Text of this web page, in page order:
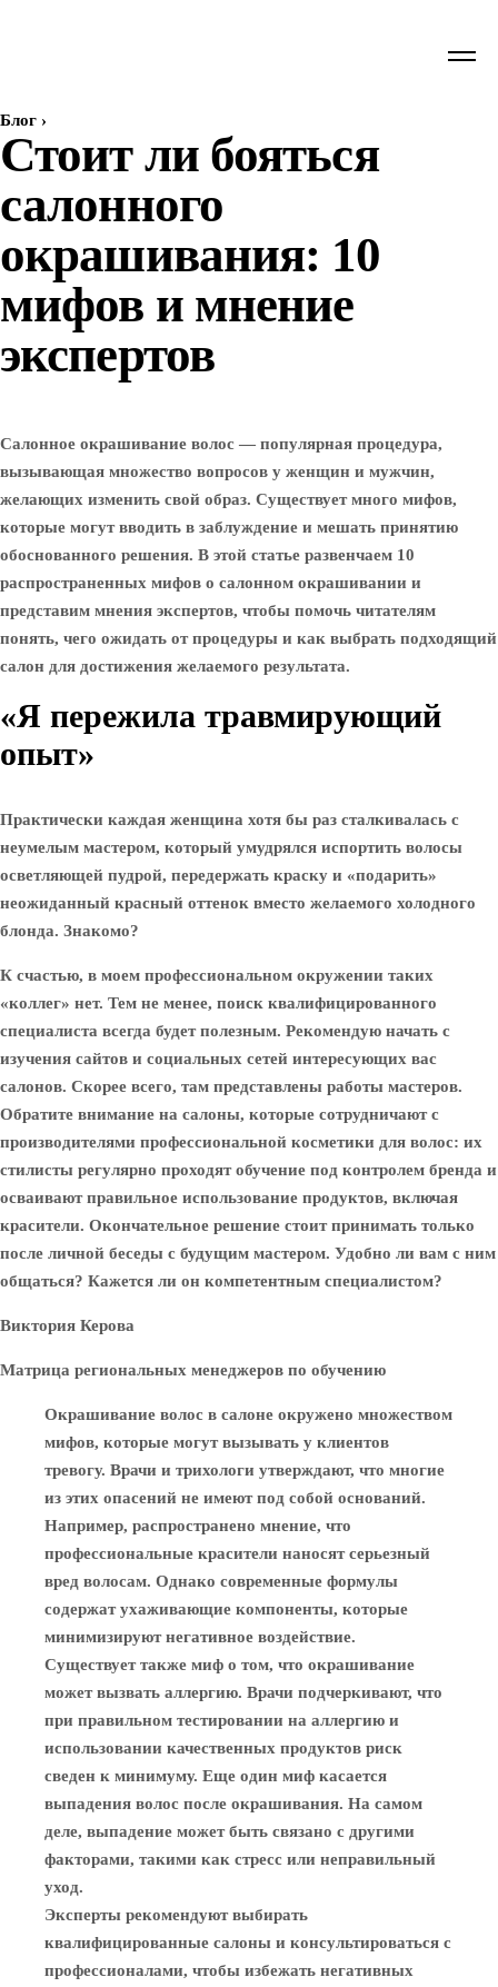
Блог ›
Стоит ли бояться
салонного
окрашивания: 10
мифов и мнение
экспертов
Салонное окрашивание волос — популярная процедура,
вызывающая множество вопросов у женщин и мужчин,
желающих изменить свой образ. Существует много мифов,
которые могут вводить в заблуждение и мешать принятию
обоснованного решения. В этой статье развенчаем 10
распространенных мифов о салонном окрашивании и
представим мнения экспертов, чтобы помочь читателям
понять, чего ожидать от процедуры и как выбрать подходящий
салон для достижения желаемого результата.
«Я пережила травмирующий
опыт»
Практически каждая женщина хотя бы раз сталкивалась с
неумелым мастером, который умудрялся испортить волосы
осветляющей пудрой, передержать краску и «подарить»
неожиданный красный оттенок вместо желаемого холодного
блонда. Знакомо?
К счастью, в моем профессиональном окружении таких
«коллег» нет. Тем не менее, поиск квалифицированного
специалиста всегда будет полезным. Рекомендую начать с
изучения сайтов и социальных сетей интересующих вас
салонов. Скорее всего, там представлены работы мастеров.
Обратите внимание на салоны, которые сотрудничают с
производителями профессиональной косметики для волос: их
стилисты регулярно проходят обучение под контролем бренда и
осваивают правильное использование продуктов, включая
красители. Окончательное решение стоит принимать только
после личной беседы с будущим мастером. Удобно ли вам с ним
общаться? Кажется ли он компетентным специалистом?
Виктория Керова
Матрица региональных менеджеров по обучению
Окрашивание волос в салоне окружено множеством
мифов, которые могут вызывать у клиентов
тревогу. Врачи и трихологи утверждают, что многие
из этих опасений не имеют под собой оснований.
Например, распространено мнение, что
профессиональные красители наносят серьезный
вред волосам. Однако современные формулы
содержат ухаживающие компоненты, которые
минимизируют негативное воздействие.
Существует также миф о том, что окрашивание
может вызвать аллергию. Врачи подчеркивают, что
при правильном тестировании на аллергию и
использовании качественных продуктов риск
сведен к минимуму. Еще один миф касается
выпадения волос после окрашивания. На самом
деле, выпадение может быть связано с другими
факторами, такими как стресс или неправильный
уход.
Эксперты рекомендуют выбирать
квалифицированные салоны и консультироваться с
профессионалами, чтобы избежать негативных